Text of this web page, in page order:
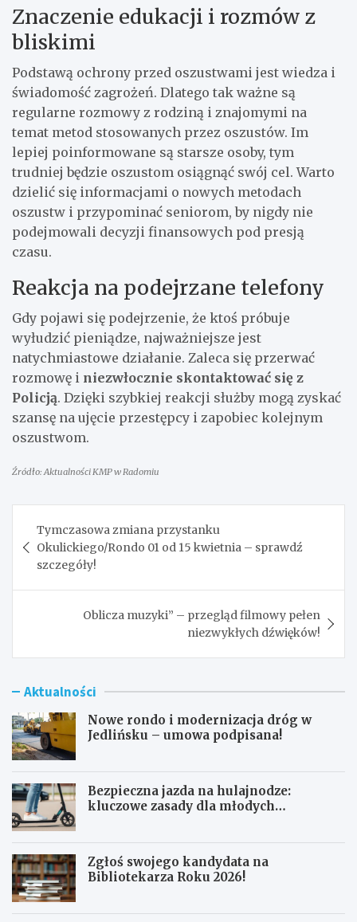
Znaczenie edukacji i rozmów z
bliskimi
Podstawą ochrony przed oszustwami jest wiedza i
świadomość zagrożeń. Dlatego tak ważne są
regularne rozmowy z rodziną i znajomymi na
temat metod stosowanych przez oszustów. Im
lepiej poinformowane są starsze osoby, tym
trudniej będzie oszustom osiągnąć swój cel. Warto
dzielić się informacjami o nowych metodach
oszustw i przypominać seniorom, by nigdy nie
podejmowali decyzji finansowych pod presją
czasu.
Reakcja na podejrzane telefony
Gdy pojawi się podejrzenie, że ktoś próbuje
wyłudzić pieniądze, najważniejsze jest
natychmiastowe działanie. Zaleca się przerwać
rozmowę i niezwłocznie skontaktować się z
Policją. Dzięki szybkiej reakcji służby mogą zyskać
szansę na ujęcie przestępcy i zapobiec kolejnym
oszustwom.
Źródło: Aktualności KMP w Radomiu
wpisu
Tymczasowa zmiana przystanku
Okulickiego/Rondo 01 od 15 kwietnia – sprawdź
szczegóły!
Oblicza muzyki” – przegląd filmowy pełen
niezwykłych dźwięków!
Aktualności
Nowe rondo i modernizacja dróg w
Jedlińsku – umowa podpisana!
Bezpieczna jazda na hulajnodze:
kluczowe zasady dla młodych
Zgłoś swojego kandydata na
Bibliotekarza Roku 2026!